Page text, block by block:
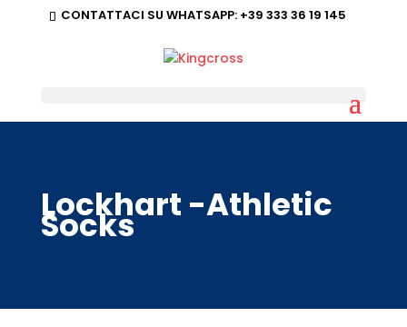
CONTATTACI SU WHATSAPP:+39 333 36 19 145
Lockhart -Athletic
Socks